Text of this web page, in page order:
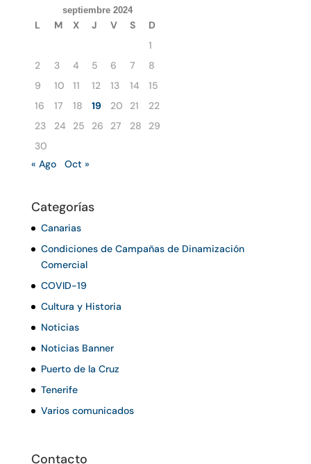
septiembre 2024
L M X J V S
D
1
2
3 4 5 6 7
8
9
10 11 12 13 14
15
16
17 18 19 20 21
22
23
24 25 26 27 28
29
30
« Ago
Oct »
Categorías
Canarias
Condiciones de Campañas de Dinamización
Comercial
COVID-19
Cultura y Historia
Noticias
Noticias Banner
Puerto de la Cruz
Tenerife
Varios comunicados
Contacto